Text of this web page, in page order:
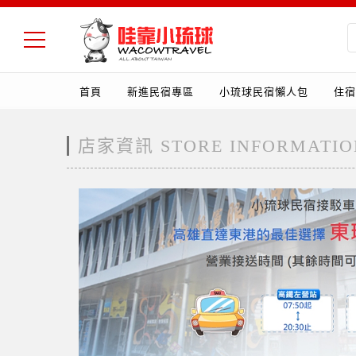
首頁 新進民宿專區 小琉球民宿懶人包 住
店家資訊 STORE